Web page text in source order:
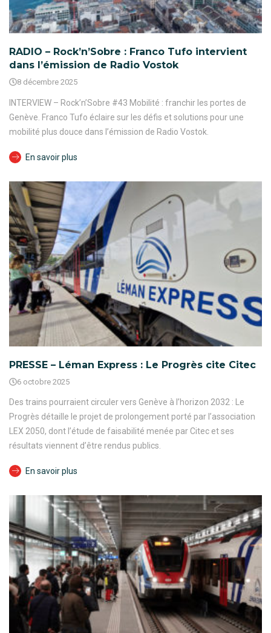
RADIO – Rock’n’Sobre : Franco Tufo intervient
dans l’émission de Radio Vostok
8 décembre 2025
INTERVIEW – Rock’n’Sobre #43 Mobilité : franchir les portes de
Genève. Franco Tufo éclaire sur les défis et solutions pour une
mobilité plus douce dans l’émission de Radio Vostok.
En savoir plus
PRESSE – Léman Express : Le Progrès cite Citec
6 octobre 2025
Des trains pourraient circuler vers Genève à l’horizon 2032 : Le
Progrès détaille le projet de prolongement porté par l’association
LEX 2050, dont l’étude de faisabilité menée par Citec et ses
résultats viennent d’être rendus publics.
En savoir plus